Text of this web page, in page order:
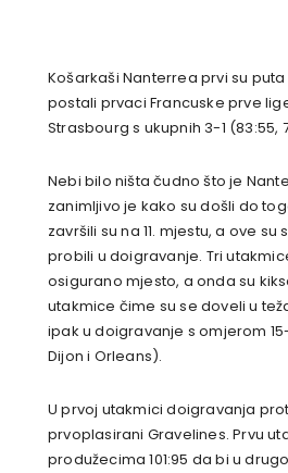
Košarkaši Nanterrea prvi su
postali prvaci Francuske prve
Strasbourg s ukupnih 3-1 (83:55,
Nebi bilo ništa čudno što je
zanimljivo je kako su došli do
završili su na 11. mjestu, a ove
probili u doigravanje. Tri
osigurano mjesto, a onda su
utakmice čime su se doveli u
ipak u doigravanje s omjerom
Dijon i Orleans).
U prvoj utakmici doigravanja
prvoplasirani Gravelines. Prvu
produžecima 101:95 da bi u